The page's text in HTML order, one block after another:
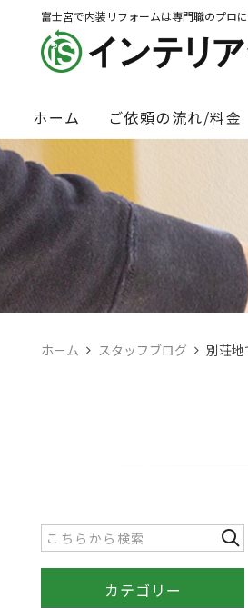
富士宮で内装リフォームは専門職のプロ
ホーム ご依頼の流れ/料金
ホーム スタッフブログ 別荘地
カテゴリー